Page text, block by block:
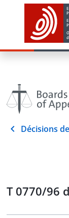
Décisions
T 0770/96